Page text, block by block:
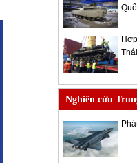
Nghiên cứu